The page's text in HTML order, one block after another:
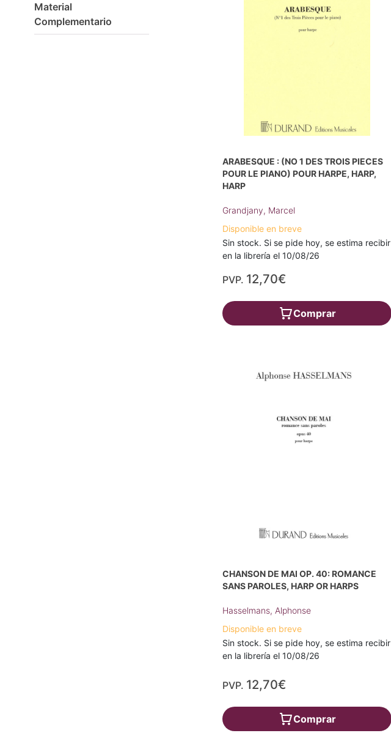
Material
Complementario
ARABESQUE : (NO 1 DES TROIS PIECES
POUR LE PIANO) POUR HARPE, HARP,
HARP
Grandjany, Marcel
Disponible en breve
Sin stock. Si se pide hoy, se estima recibir
en la librería el 10/08/26
PVP. 12,70€
Comprar
CHANSON DE MAI OP. 40: ROMANCE
SANS PAROLES, HARP OR HARPS
Hasselmans, Alphonse
Disponible en breve
Sin stock. Si se pide hoy, se estima recibir
en la librería el 10/08/26
PVP. 12,70€
Comprar